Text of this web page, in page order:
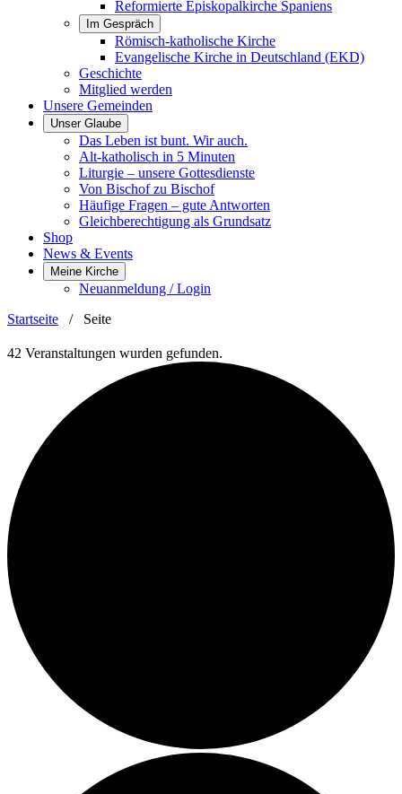
Reformierte Episkopalkirche Spaniens
Im Gespräch
Römisch-katholische Kirche
Evangelische Kirche in Deutschland (EKD)
Geschichte
Mitglied werden
Unsere Gemeinden
Unser Glaube
Das Leben ist bunt. Wir auch.
Alt-katholisch in 5 Minuten
Liturgie – unsere Gottesdienste
Von Bischof zu Bischof
Häufige Fragen – gute Antworten
Gleichberechtigung als Grundsatz
Shop
News & Events
Meine Kirche
Neuanmeldung / Login
Startseite / Seite
42 Veranstaltungen wurden gefunden.